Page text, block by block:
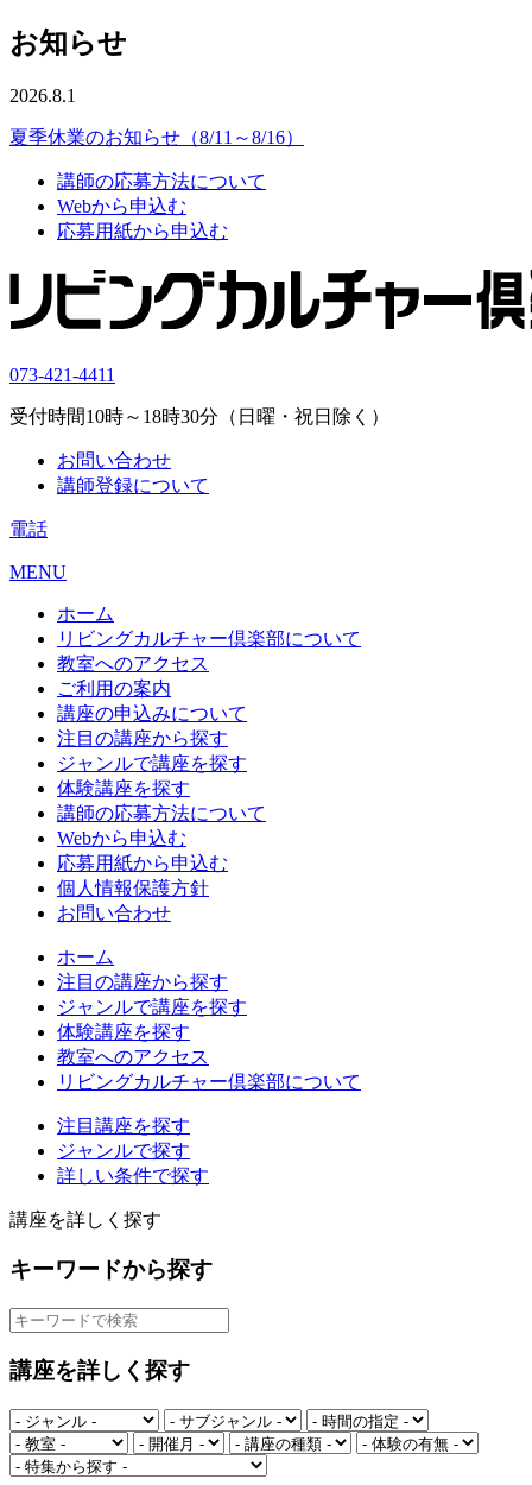
お知らせ
2026.8.1
夏季休業のお知らせ（8/11～8/16）
講師の応募方法について
Webから申込む
応募用紙から申込む
073-421-4411
受付時間10時～18時30分（日曜・祝日除く）
お問い合わせ
講師登録について
電話
MENU
ホーム
リビングカルチャー倶楽部について
教室へのアクセス
ご利用の案内
講座の申込みについて
注目の講座から探す
ジャンルで講座を探す
体験講座を探す
講師の応募方法について
Webから申込む
応募用紙から申込む
個人情報保護方針
お問い合わせ
ホーム
注目の講座から探す
ジャンルで講座を探す
体験講座を探す
教室へのアクセス
リビングカルチャー倶楽部について
注目講座を探す
ジャンルで探す
詳しい条件で探す
講座を詳しく探す
キーワードから探す
講座を詳しく探す